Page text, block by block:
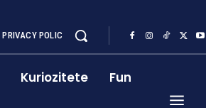
PRIVACY POLIC
Kuriozitete Fun